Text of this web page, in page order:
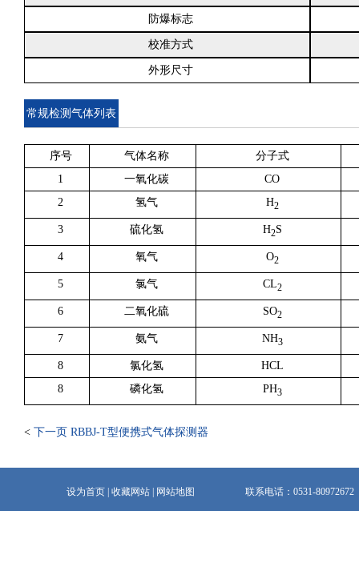
防爆标志
校准方式
外形尺寸
常规检测气体列表
序号 气体名称
分子式
1
一氧化碳
CO
2
氢气 H2
3 硫化氢 H2S
4 氧气 O2
5 氯气 CL2
6 二氧化硫 SO2
7 氨气 NH3
8 氯化氢
HCL
8
磷化氢 PH3
< 下一页 RBBJ-T型便携式气体探测器
设为首页 收藏网站 网站地图 联系电话：0531-80972672